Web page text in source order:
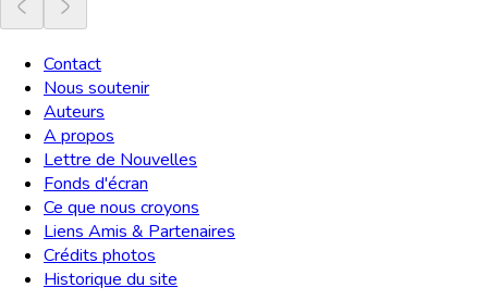
Contact
Nous soutenir
Auteurs
A propos
Lettre de Nouvelles
Fonds d'écran
Ce que nous croyons
Liens Amis & Partenaires
Crédits photos
Historique du site